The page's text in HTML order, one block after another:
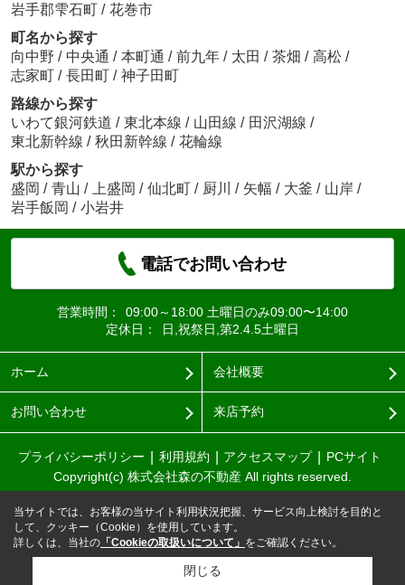
岩手郡雫石町 / 花巻市
町名から探す
向中野 / 中央通 / 本町通 / 前九年 / 太田 / 茶畑 / 高松 /
志家町 / 長田町 / 神子田町
路線から探す
いわて銀河鉄道 / 東北本線 / 山田線 / 田沢湖線 /
東北新幹線 / 秋田新幹線 / 花輪線
駅から探す
盛岡 / 青山 / 上盛岡 / 仙北町 / 厨川 / 矢幅 / 大釜 / 山岸 /
岩手飯岡 / 小岩井
電話でお問い合わせ
営業時間：
09:00～18:00 土曜日のみ09:00〜14:00
定休日：
日,祝祭日,第2.4.5土曜日
ホーム 会社概要
お問い合わせ 来店予約
プライバシーポリシー 利用規約 アクセスマップ
PCサイト
Copyright(c) 株式会社森の不動産 All rights reserved.
当サイトでは、お客様の当サイト利用状況把握、サービス向上検討を目的と
して、クッキー（Cookie）を使用しています。
詳しくは、当社の 「Cookieの取扱いについて」 をご確認ください。
閉じる